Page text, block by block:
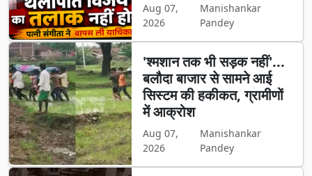
Aug 07,
2026
Manishankar
Pandey
'श्मशान तक भी सड़क नहीं'...
बलौदा बाजार से सामने आई
सिस्टम की हकीकत, ग्रामीणों
में आक्रोश
Aug 07,
2026
Manishankar
Pandey